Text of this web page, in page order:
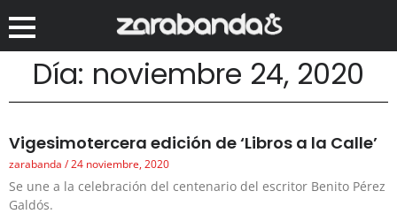
Día: noviembre 24, 2020
Vigesimotercera edición de ‘Libros a la Calle’
zarabanda 24 noviembre, 2020
Se une a la celebración del centenario del escritor Benito Pérez
Galdós.